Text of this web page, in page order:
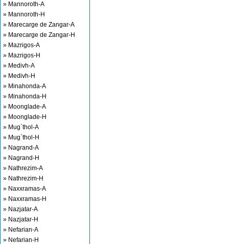
» Mannoroth-A
» Mannoroth-H
» Marecarge de Zangar-A
» Marecarge de Zangar-H
» Mazrigos-A
» Mazrigos-H
» Medivh-A
» Medivh-H
» Minahonda-A
» Minahonda-H
» Moonglade-A
» Moonglade-H
» Mug`thol-A
» Mug`thol-H
» Nagrand-A
» Nagrand-H
» Nathrezim-A
» Nathrezim-H
» Naxxramas-A
» Naxxramas-H
» Nazjatar-A
» Nazjatar-H
» Nefarian-A
» Nefarian-H